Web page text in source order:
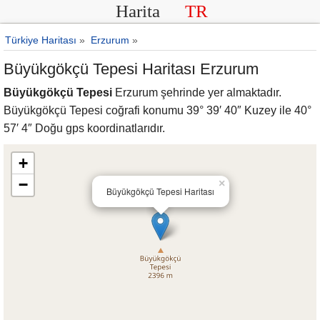
Harita TR
Türkiye Haritası » Erzurum »
Büyükgökçü Tepesi Haritası Erzurum
Büyükgökçü Tepesi Erzurum şehrinde yer almaktadır.
Büyükgökçü Tepesi coğrafi konumu 39° 39′ 40″ Kuzey ile 40°
57′ 4″ Doğu gps koordinatlarıdır.
Büyükgökçü Tepesi Haritası
×
+
−